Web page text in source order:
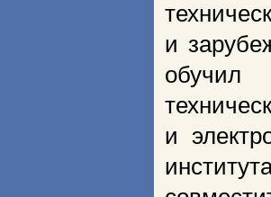
и
обучил
и